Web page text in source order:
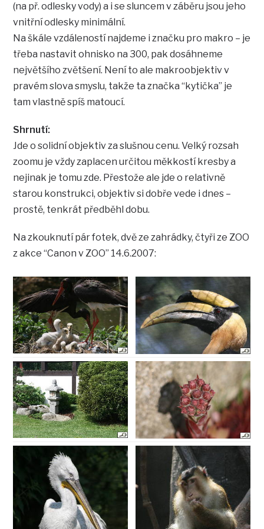
(na př. odlesky vody) a i se sluncem v záběru jsou jeho
vnitřní odlesky minimální.
Na škále vzdáleností najdeme i značku pro makro – je
třeba nastavit ohnisko na 300, pak dosáhneme
největšího zvětšení. Není to ale makroobjektiv v
pravém slova smyslu, takže ta značka “kytička” je
tam vlastně spíš matoucí.
Shrnutí:
Jde o solidní objektiv za slušnou cenu. Velký rozsah
zoomu je vždy zaplacen určitou měkkostí kresby a
nejinak je tomu zde. Přestože ale jde o relativně
starou konstrukci, objektiv si dobře vede i dnes –
prostě, tenkrát předběhl dobu.
Na zkouknutí pár fotek, dvě ze zahrádky, čtyři ze ZOO
z akce “Canon v ZOO” 14.6.2007: